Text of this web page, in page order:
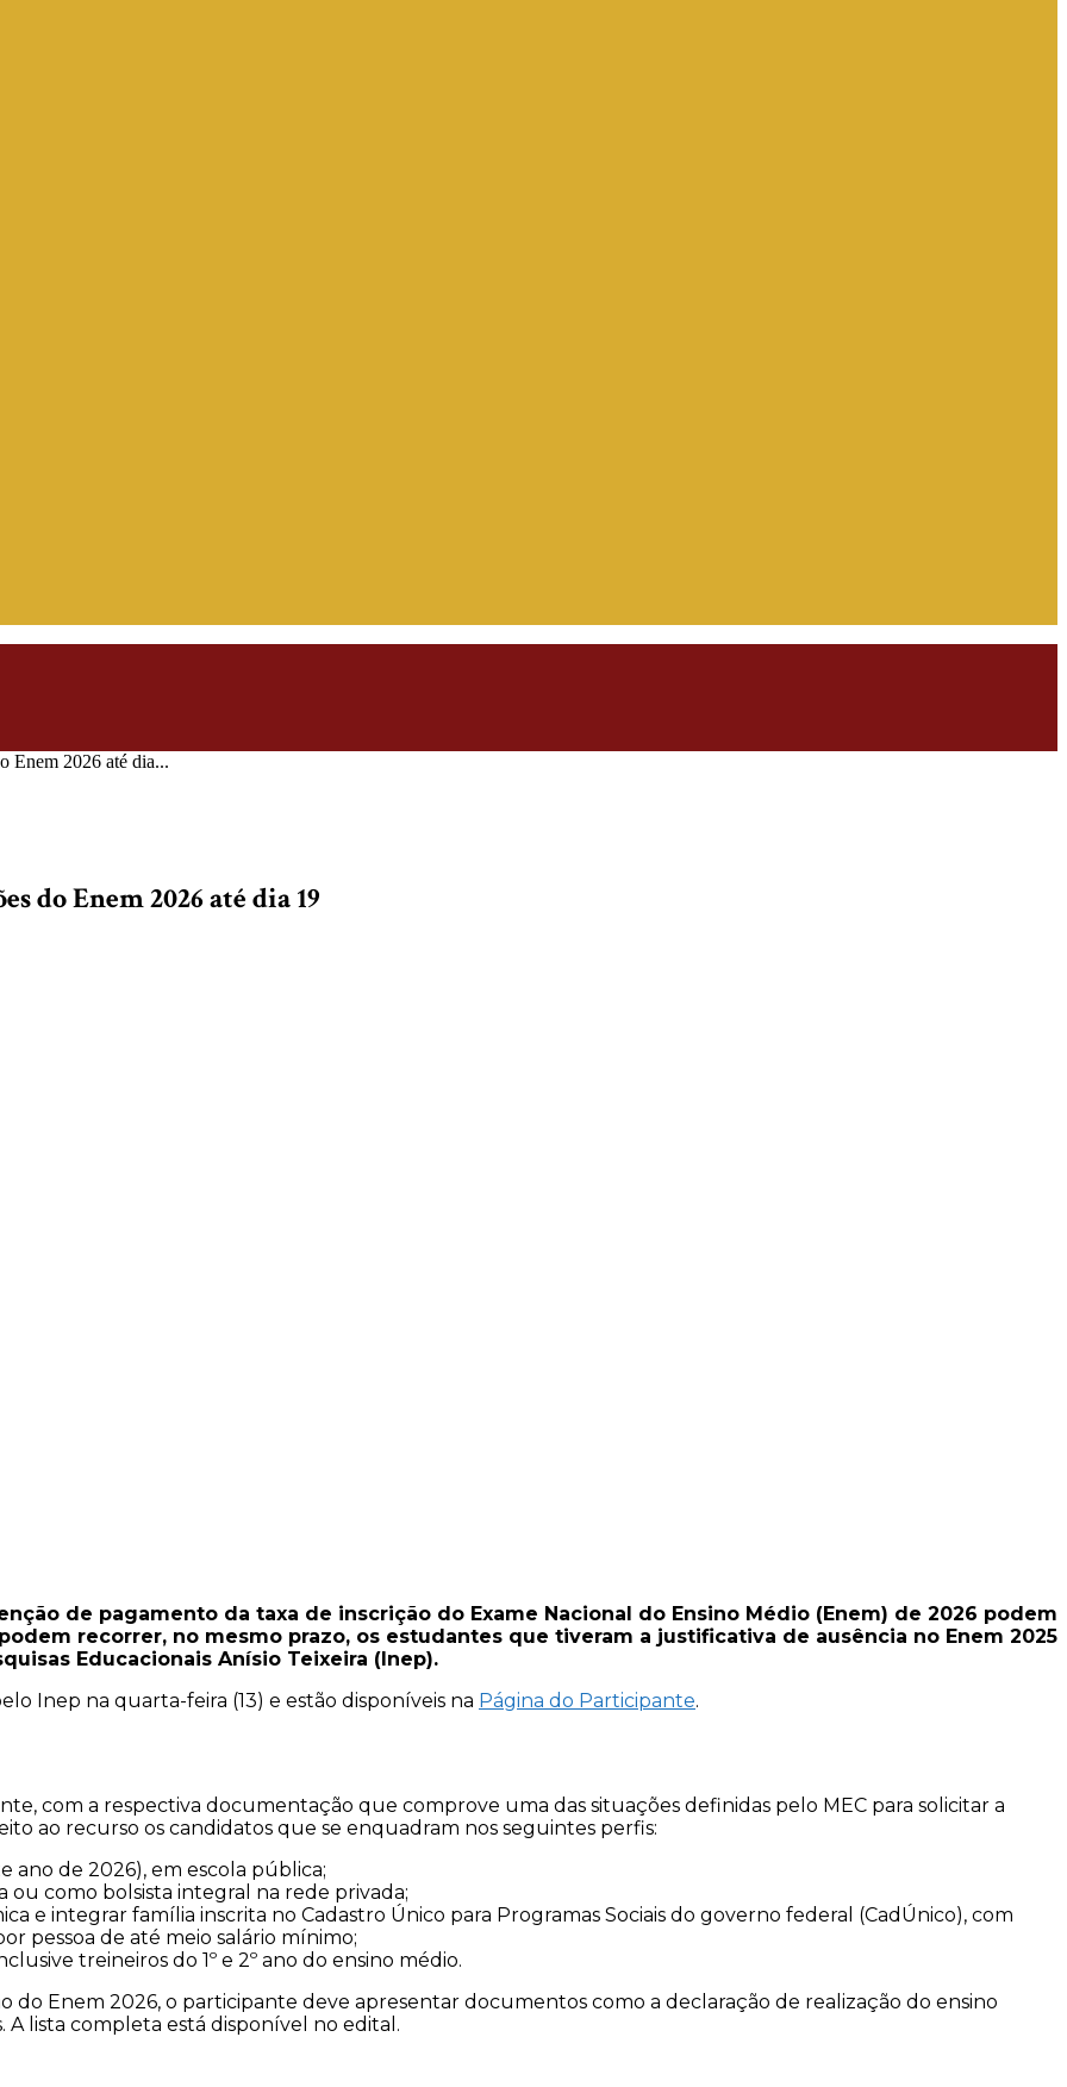
Enem 2026 até dia...
do Enem 2026 até dia 19
de pagamento da taxa de inscrição do Exame Nacional do Ensino Médio (Enem) de 2026 podem
recorrer, no mesmo prazo, os estudantes que tiveram a justificativa de ausência no Enem 2025
Educacionais Anísio Teixeira (Inep).
Inep na quarta-feira (13) e estão disponíveis na Página do Participante.
com a respectiva documentação que comprove uma das situações definidas pelo MEC para solicitar a
ao recurso os candidatos que se enquadram nos seguintes perfis:
ano de 2026), em escola pública;
como bolsista integral na rede privada;
e integrar família inscrita no Cadastro Único para Programas Sociais do governo federal (CadÚnico), com
pessoa de até meio salário mínimo;
treineiros do 1º e 2º ano do ensino médio.
do Enem 2026, o participante deve apresentar documentos como a declaração de realização do ensino
lista completa está disponível no edital.